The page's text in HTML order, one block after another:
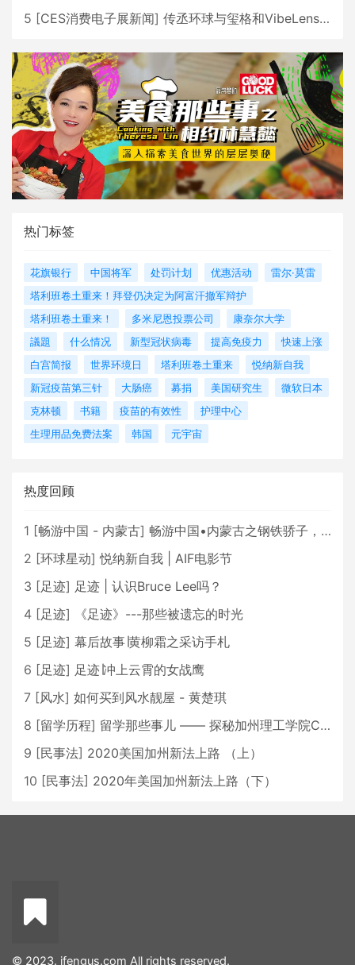
5 [CES消费电子展新闻] 传丞环球与玺格和VibeLens共同推出全新耳机
热门标签
花旗银行 中国将军 处罚计划 优惠活动
雷尔·莫雷
塔利班卷土重来！拜登仍决定为阿富汗撤军辩护
塔利班卷土重来！
多米尼恩投票公司
康奈尔大学
議題
什么情况 新型冠状病毒 提高免疫力
快速上涨
白宫简报
世界环境日 塔利班卷土重来
悦纳新自我
新冠疫苗第三针
大肠癌 募捐 美国研究生
微软日本
克林顿
书籍 疫苗的有效性
护理中心
生理用品免费法案
韩国 元宇宙
热度回顾
1 [畅游中国 - 内蒙古] 畅游中国•内蒙古之钢铁骄子，魅力包头
2 [环球星动] 悦纳新自我 | AIF电影节
3 [足迹] 足迹 | 认识Bruce Lee吗？
4 [足迹]
《足迹》---那些被遗忘的时光
5 [足迹] 幕后故事∣黄柳霜之采访手札
6 [足迹] 足迹∣冲上云霄的女战鹰
7 [风水] 如何买到风水靓屋 - 黄楚琪
8 [留学历程] 留学那些事儿 —— 探秘加州理工学院Caltech博士生活 [上集]
9 [民事法] 2020美国加州新法上路 （上）
10 [民事法] 2020年美国加州新法上路（下）
© 2023. ifengus.com All rights reserved.